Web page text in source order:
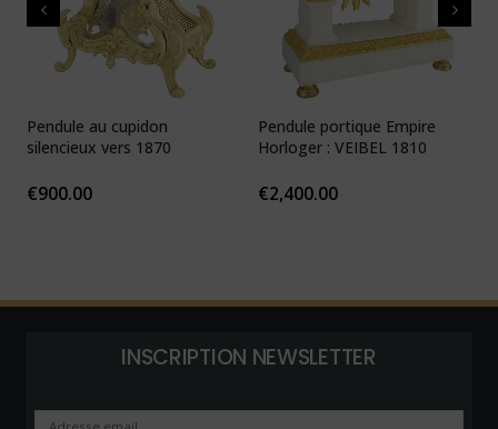
Pendule au cupidon
silencieux vers 1870
€900.00
Pendule portique Empire
Horloger : VEIBEL 1810
€2,400.00
INSCRIPTION NEWSLETTER